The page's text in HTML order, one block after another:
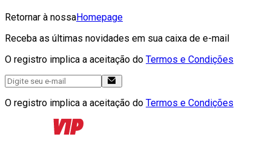
Retornar à nossaHomepage
Receba as últimas novidades em sua caixa de e-mail
O registro implica a aceitação do Termos e Condições
O registro implica a aceitação do Termos e Condições